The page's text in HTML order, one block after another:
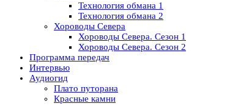
Технология обмана 1
Технология обмана 2
Хороводы Севера
Хороводы Севера. Сезон 1
Хороводы Севера. Сезон 2
Программа передач
Интервью
Аудиогид
Плато путорана
Красные камни